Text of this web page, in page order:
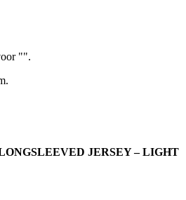
"".
JERSEY – LIGHT